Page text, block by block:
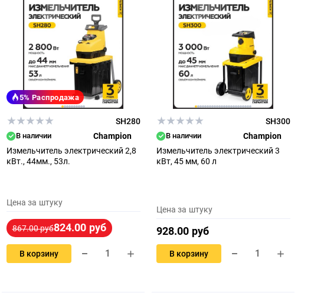
5% Распродажа
SH280
В наличии
Champion
Измельчитель электрический 2,8
кВт., 44мм., 53л.
Цена за штуку
867.00 руб824.00 руб
В корзину
SH300
В наличии
Champion
Измельчитель электрический 3
кВт, 45 мм, 60 л
Цена за штуку
928.00 руб
В корзину